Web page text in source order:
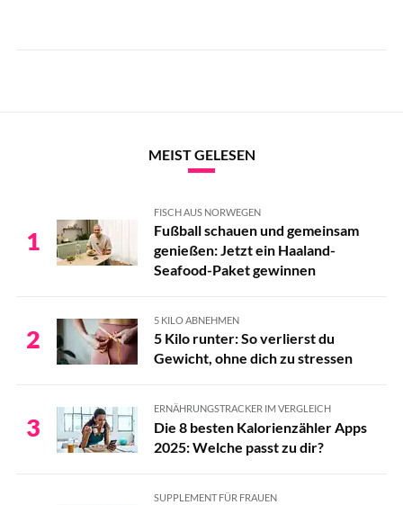
MEIST GELESEN
1
FISCH AUS NORWEGEN
Fußball schauen und gemeinsam
genießen: Jetzt ein Haaland-
Seafood-Paket gewinnen
2
5 KILO ABNEHMEN
5 Kilo runter: So verlierst du
Gewicht, ohne dich zu stressen
3
ERNÄHRUNGSTRACKER IM VERGLEICH
Die 8 besten Kalorienzähler Apps
2025: Welche passt zu dir?
SUPPLEMENT FÜR FRAUEN